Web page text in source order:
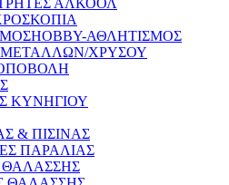
ΑΛΚΟΟΛ
HOBBY-ΑΘΛΗΤΙΣΜΟΣ
ΜΕΤΑΛΛΩΝ/ΧΡΥΣΟΥ
ΚΥΝΗΓΙΟΥ
& ΠΙΣΙΝΑΣ
ΠΑΡΑΛΙΑΣ